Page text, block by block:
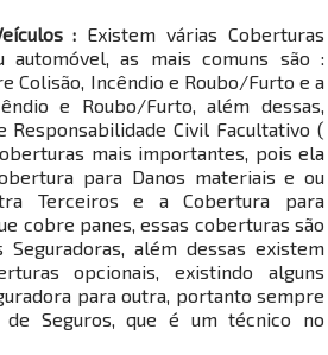
: Existem várias Coberturas
as mais comuns são :
Colisão, Incêndio e Roubo/Furto e a
e Roubo/Furto, além dessas,
Responsabilidade Civil Facultativo (
mais importantes, pois ela
para Danos materiais e ou
Terceiros e a Cobertura para
cobre panes, essas coberturas são
além dessas existem
opcionais, existindo alguns
para outra, portanto sempre
Seguros, que é um técnico no